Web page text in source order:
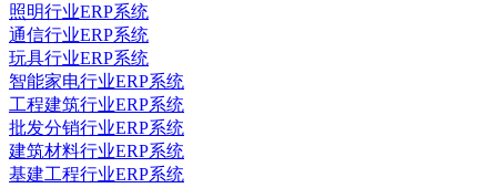
照明行业ERP系统
通信行业ERP系统
玩具行业ERP系统
智能家电行业ERP系统
工程建筑行业ERP系统
批发分销行业ERP系统
建筑材料行业ERP系统
基建工程行业ERP系统